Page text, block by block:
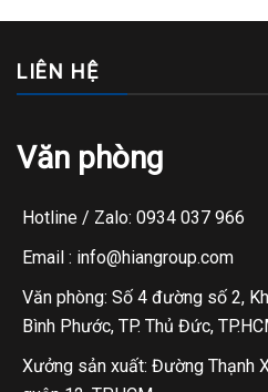
LIÊN HỆ
Văn phòng
Hotline / Zalo: 0934 037 966
Email : info@hiangroup.com
Văn phòng: Số 4 đường số 2,
Bình Phước, TP. Thủ Đức,
Xưởng sản xuất: Đường Thạnh